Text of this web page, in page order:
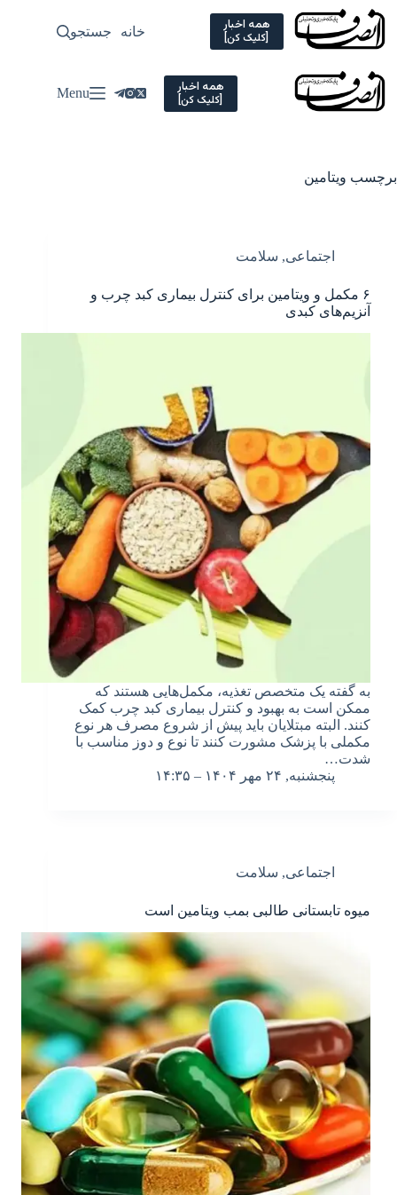
Skip
content
همه اخبار
[کلیک کن] خانه سیاسی
جستجو
همه اخبار
[کلیک کن] Menu
برچسب ویتامین
اجتماعی, سلامت
۶ مکمل‌ و ویتامین برای کنترل بیماری کبد چرب و
آنزیم‌های کبدی
به گفته یک متخصص تغذیه، مکمل‌هایی هستند که
ممکن است به بهبود و کنترل بیماری کبد چرب کمک
کنند. البته مبتلایان باید پیش از شروع مصرف هر نوع
مکملی با پزشک مشورت کنند تا نوع و دوز مناسب با
شدت…
پنجشنبه, ۲۴ مهر ۱۴۰۴ – ۱۴:۳۵
اجتماعی, سلامت
میوه تابستانی طالبی بمب ویتامین است